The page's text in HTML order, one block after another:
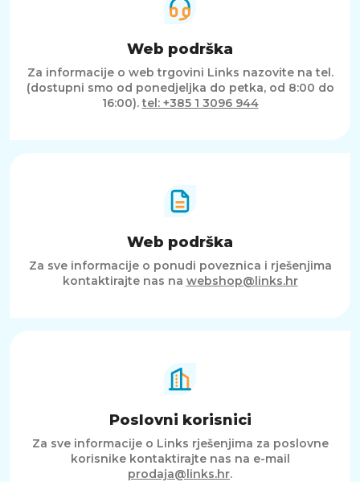
Web podrška
Za informacije o web trgovini Links nazovite na tel.
(dostupni smo od ponedjeljka do petka, od 8:00 do
16:00).tel: +385 1 3096 944
Web podrška
Za sve informacije o ponudi poveznica i rješenjima
kontaktirajte nas na webshop@links.hr
Poslovni korisnici
Za sve informacije o Links rješenjima za poslovne
korisnike kontaktirajte nas na e-mail
prodaja@links.hr.